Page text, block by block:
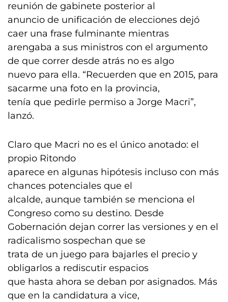
reunión de gabinete posterior al
anuncio de unificación de elecciones dejó
caer una frase fulminante mientras
arengaba a sus ministros con el argumento
de que correr desde atrás no es algo
nuevo para ella. “Recuerden que en 2015, para
sacarme una foto en la provincia,
tenía que pedirle permiso a Jorge Macri”,
lanzó.
Claro que Macri no es el único anotado: el
propio Ritondo
aparece en algunas hipótesis incluso con más
chances potenciales que el
alcalde, aunque también se menciona el
Congreso como su destino. Desde
Gobernación dejan correr las versiones y en el
radicalismo sospechan que se
trata de un juego para bajarles el precio y
obligarlos a rediscutir espacios
que hasta ahora se deban por asignados. Más
que en la candidatura a vice,